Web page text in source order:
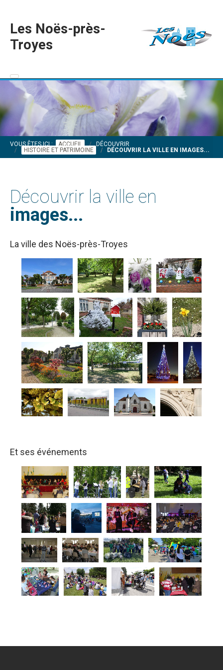
Les Noës-près-
Troyes
VOUS ÊTES ICI : ACCUEIL
DÉCOUVRIR
HISTOIRE ET PATRIMOINE
DÉCOUVRIR LA VILLE EN IMAGES...
Découvrir la ville en
images...
La ville des Noës-près-Troyes
Et ses événements